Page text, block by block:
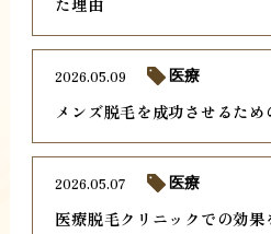
メンズ脱毛を成功させるた
2026.05.09 医療
医療脱毛クリニックでの効
2026.05.07 医療